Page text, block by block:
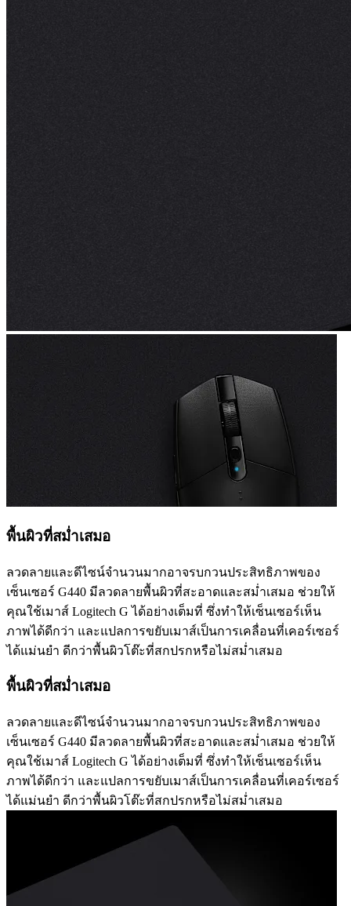
พื้นผิวที่สม่ำเสมอ
ลวดลายและดีไซน์จำนวนมากอาจรบกวนประสิทธิภาพของ
เซ็นเซอร์ G440 มีลวดลายพื้นผิวที่สะอาดและสม่ำเสมอ ช่วยให้
คุณใช้เมาส์ Logitech G ได้อย่างเต็มที่ ซึ่งทำให้เซ็นเซอร์เห็น
ภาพได้ดีกว่า และแปลการขยับเมาส์เป็นการเคลื่อนที่เคอร์เซอร์
ได้แม่นยำ ดีกว่าพื้นผิวโต๊ะที่สกปรกหรือไม่สม่ำเสมอ
พื้นผิวที่สม่ำเสมอ
ลวดลายและดีไซน์จำนวนมากอาจรบกวนประสิทธิภาพของ
เซ็นเซอร์ G440 มีลวดลายพื้นผิวที่สะอาดและสม่ำเสมอ ช่วยให้
คุณใช้เมาส์ Logitech G ได้อย่างเต็มที่ ซึ่งทำให้เซ็นเซอร์เห็น
ภาพได้ดีกว่า และแปลการขยับเมาส์เป็นการเคลื่อนที่เคอร์เซอร์
ได้แม่นยำ ดีกว่าพื้นผิวโต๊ะที่สกปรกหรือไม่สม่ำเสมอ